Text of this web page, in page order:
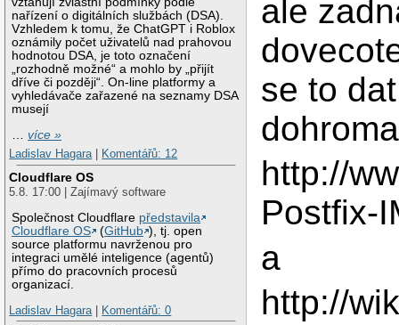
nařízení o digitálních službách (DSA).
Vzhledem k tomu, že ChatGPT i Roblox
oznámily počet uživatelů nad prahovou
hodnotou DSA, je toto označení
„rozhodně možné“ a mohlo by „přijít
dříve či později“. On-line platformy a
vyhledávače zařazené na seznamy DSA
musejí
…více »
Ladislav Hagara| Komentářů: 12
Cloudflare OS
5.8. 17:00 | Zajímavý software
Společnost Cloudflare představila
Cloudflare OS
(GitHub ), tj. open
source platformu navrženou pro
integraci umělé inteligence (agentů)
přímo do pracovních procesů
organizací.
Ladislav Hagara| Komentářů: 0
ale
se to dat
http://
Postfix-
a
http://